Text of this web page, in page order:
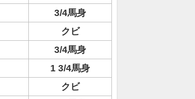
3/4馬身
クビ
3/4馬身
1 3/4馬身
クビ